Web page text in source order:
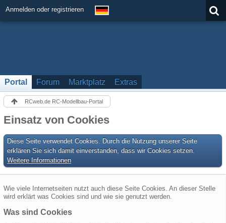
Anmelden oder registrieren
Portal Forum Marktplatz Extras
RCweb.de RC-Modellbau-Portal
Einsatz von Cookies
Diese Seite verwendet Cookies. Durch die Nutzung unserer Seite
erklären Sie sich damit einverstanden, dass wir Cookies setzen.
Weitere Informationen
Wie viele Internetseiten nutzt auch diese Seite Cookies. An dieser Stelle
wird erklärt was Cookies sind und wie sie genutzt werden.
Was sind Cookies